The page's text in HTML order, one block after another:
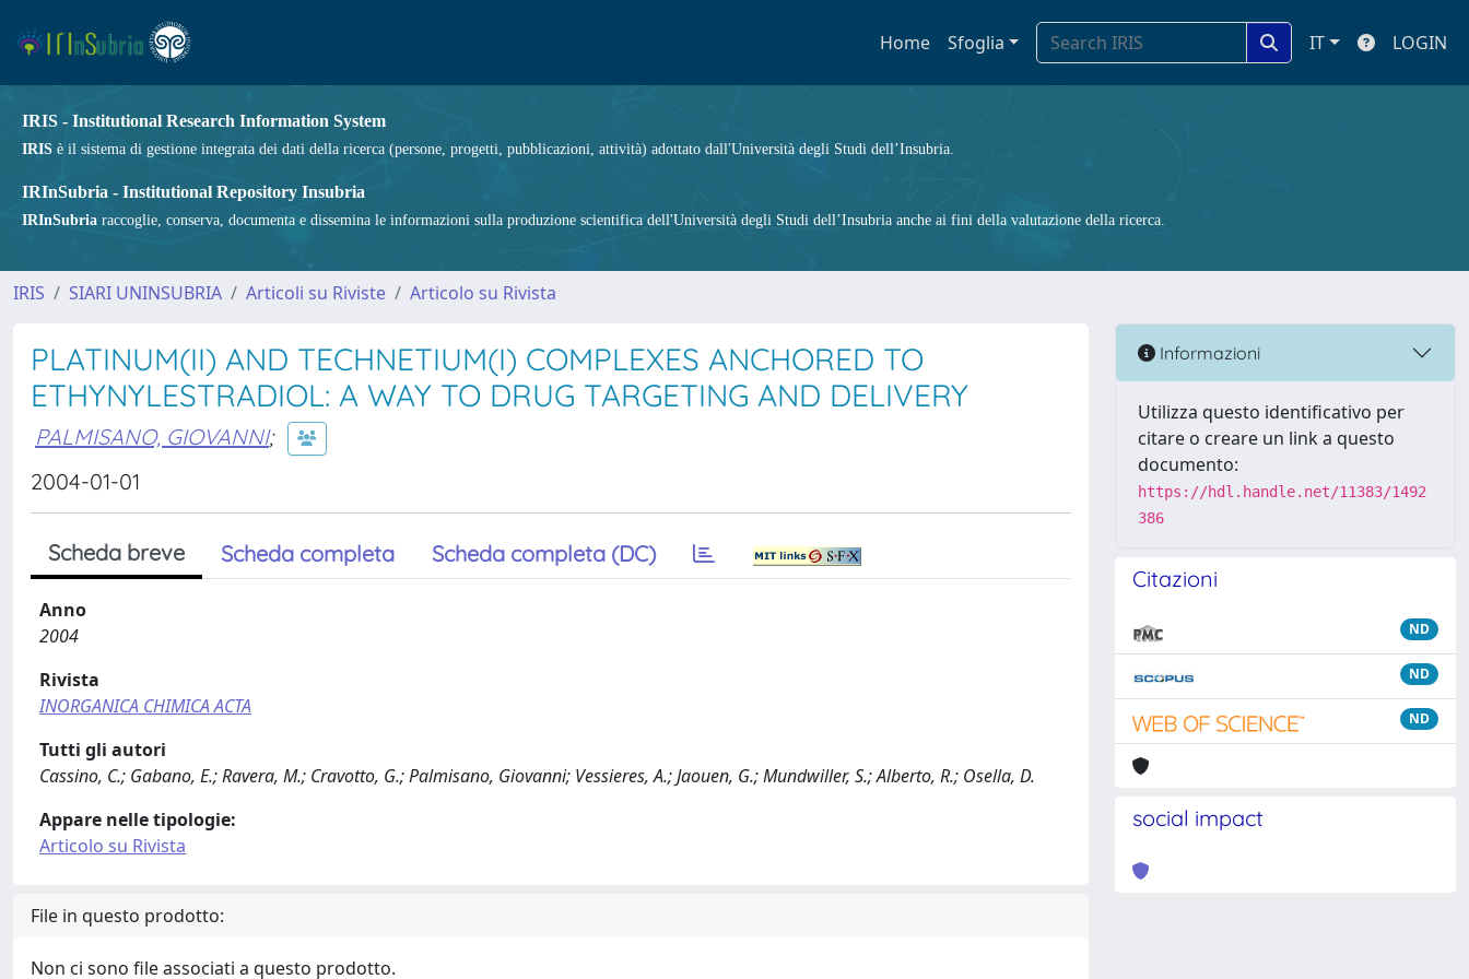
Home Sfoglia IT LOGIN
IRIS - Institutional Research Information System
IRIS è il sistema di gestione integrata dei dati della ricerca (persone, progetti, pubblicazioni, attività) adottato dall'Università degli Studi dell’Insubria.
IRInSubria - Institutional Repository Insubria
IRInSubria raccoglie, conserva, documenta e dissemina le informazioni sulla produzione scientifica dell'Università degli Studi dell’Insubria anche ai fini della valutazione della ricerca.
IRIS SIARI UNINSUBRIA Articoli su Riviste Articolo su Rivista
PLATINUM(II) AND TECHNETIUM(I) COMPLEXES ANCHORED TO
ETHYNYLESTRADIOL: A WAY TO DRUG TARGETING AND DELIVERY
PALMISANO, GIOVANNI;
2004-01-01
Scheda breve Scheda completa Scheda completa (DC)
Anno
2004
Rivista
INORGANICA CHIMICA ACTA
Tutti gli autori
Cassino, C.; Gabano, E.; Ravera, M.; Cravotto, G.; Palmisano, Giovanni; Vessieres, A.; Jaouen, G.; Mundwiller, S.; Alberto, R.; Osella, D.
Appare nelle tipologie:
Articolo su Rivista
File in questo prodotto:
Non ci sono file associati a questo prodotto.
Informazioni
Utilizza questo identificativo per
citare o creare un link a questo
documento:
https://hdl.handle.net/11383/1492
386
Citazioni
ND
ND
ND
social impact